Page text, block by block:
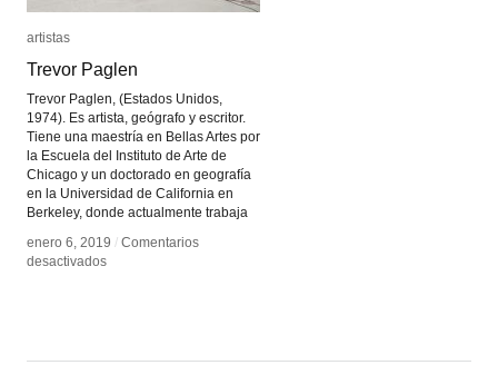
artistas
Trevor Paglen
Trevor Paglen, (Estados Unidos,
1974). Es artista, geógrafo y escritor.
Tiene una maestría en Bellas Artes por
la Escuela del Instituto de Arte de
Chicago y un doctorado en geografía
en la Universidad de California en
Berkeley, donde actualmente trabaja
enero 6, 2019 / Comentarios
desactivadosen
artistas
Trevor Paglen
enero 6, 2019 / Comentarios
desactivadosen